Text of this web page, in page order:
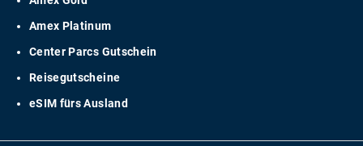
Amex Platinum
Center Parcs Gutschein
Reisegutscheine
eSIM fürs Ausland